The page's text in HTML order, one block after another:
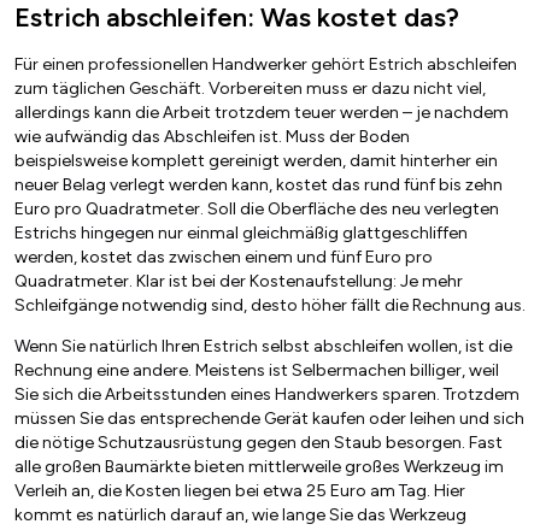
Estrich abschleifen: Was kostet das?
Für einen professionellen Handwerker gehört Estrich abschleifen
zum täglichen Geschäft. Vorbereiten muss er dazu nicht viel,
allerdings kann die Arbeit trotzdem teuer werden – je nachdem
wie aufwändig das Abschleifen ist. Muss der Boden
beispielsweise komplett gereinigt werden, damit hinterher ein
neuer Belag verlegt werden kann, kostet das rund fünf bis zehn
Euro pro Quadratmeter. Soll die Oberfläche des neu verlegten
Estrichs hingegen nur einmal gleichmäßig glattgeschliffen
werden, kostet das zwischen einem und fünf Euro pro
Quadratmeter. Klar ist bei der Kostenaufstellung: Je mehr
Schleifgänge notwendig sind, desto höher fällt die Rechnung aus.
Wenn Sie natürlich Ihren Estrich selbst abschleifen wollen, ist die
Rechnung eine andere. Meistens ist Selbermachen billiger, weil
Sie sich die Arbeitsstunden eines Handwerkers sparen. Trotzdem
müssen Sie das entsprechende Gerät kaufen oder leihen und sich
die nötige Schutzausrüstung gegen den Staub besorgen. Fast
alle großen Baumärkte bieten mittlerweile großes Werkzeug im
Verleih an, die Kosten liegen bei etwa 25 Euro am Tag. Hier
kommt es natürlich darauf an, wie lange Sie das Werkzeug